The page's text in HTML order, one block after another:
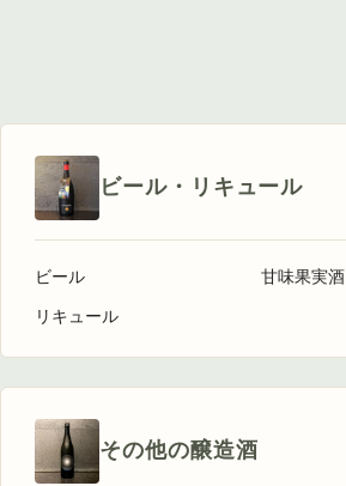
ビール・リキュール
ビール
リキュール
甘味果実酒
その他の醸造酒